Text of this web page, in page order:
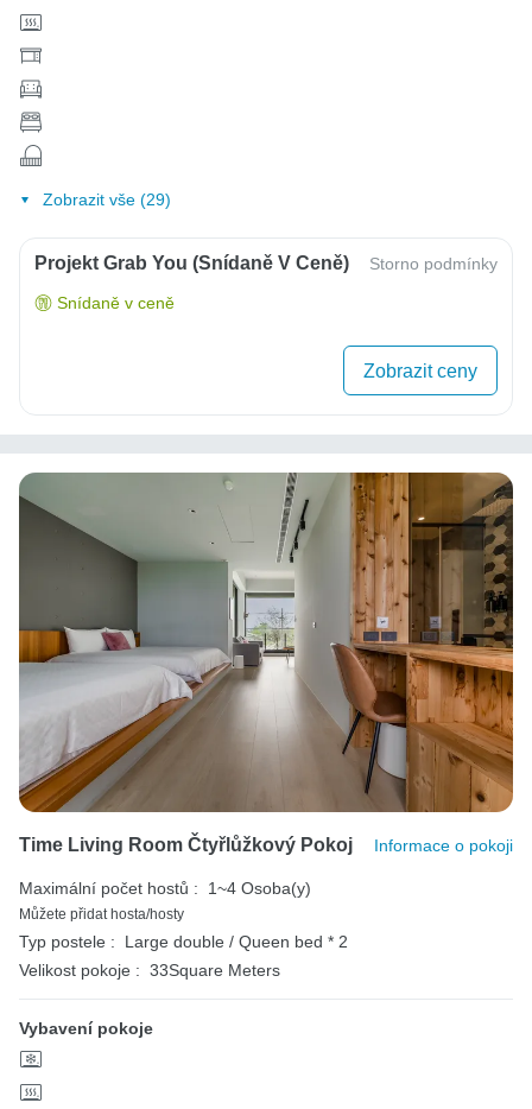
Zobrazit vše (29)
Projekt Grab You (snídaně V Ceně) Storno podmínky
Snídaně v ceně
Zobrazit ceny
Time Living Room Čtyřlůžkový Pokoj Informace o pokoji
Maximální počet hostů : 1~4 Osoba(y)
Můžete přidat hosta/hosty
Typ postele :
Large double / Queen bed * 2
Velikost pokoje : 33Square Meters
Vybavení pokoje